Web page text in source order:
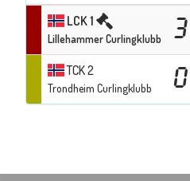
LCK 1
Lillehammer Curlingklubb 3
TCK 2
Trondheim Curlingklubb 0